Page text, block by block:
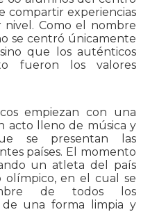
compartir experiencias
Como el nombre
se centró únicamente
que los auténticos
fueron los valores
empiezan con una
acto lleno de música y
se presentan las
países. El momento
un atleta del país
en el cual se
de todos los
de una forma limpia y